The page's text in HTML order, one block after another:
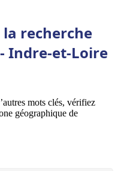
recherche
Indre-et-Loire
mots clés, vérifiez
géographique de